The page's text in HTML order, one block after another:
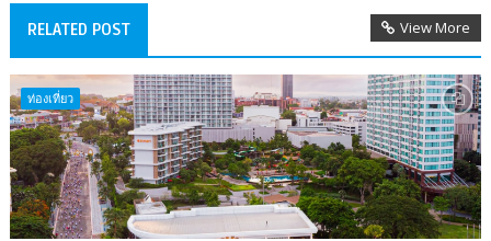
RELATED POST View More
ท่องเที่ยว